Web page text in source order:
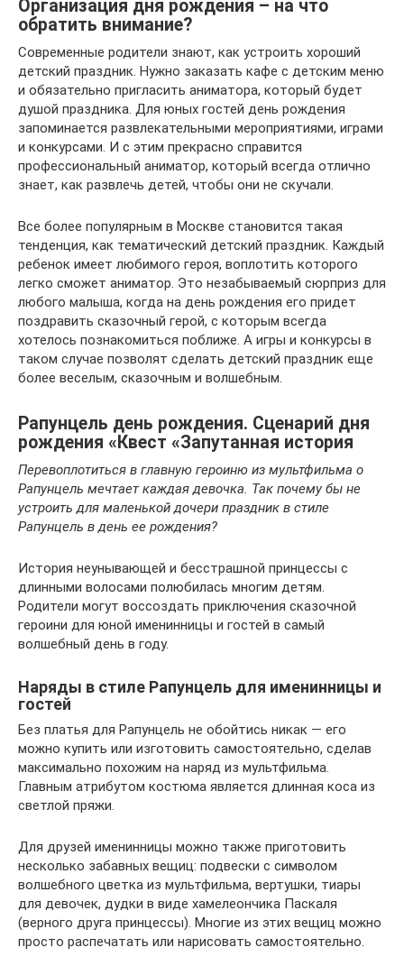
Организация дня рождения – на что
обратить внимание?
Современные родители знают, как устроить хороший
детский праздник. Нужно заказать кафе с детским меню
и обязательно пригласить аниматора, который будет
душой праздника. Для юных гостей день рождения
запоминается развлекательными мероприятиями, играми
и конкурсами. И с этим прекрасно справится
профессиональный аниматор, который всегда отлично
знает, как развлечь детей, чтобы они не скучали.
Все более популярным в Москве становится такая
тенденция, как тематический детский праздник. Каждый
ребенок имеет любимого героя, воплотить которого
легко сможет аниматор. Это незабываемый сюрприз для
любого малыша, когда на день рождения его придет
поздравить сказочный герой, с которым всегда
хотелось познакомиться поближе. А игры и конкурсы в
таком случае позволят сделать детский праздник еще
более веселым, сказочным и волшебным.
Рапунцель день рождения. Сценарий дня
рождения «Квест «Запутанная история
Перевоплотиться в главную героиню из мультфильма о
Рапунцель мечтает каждая девочка. Так почему бы не
устроить для маленькой дочери праздник в стиле
Рапунцель в день ее рождения?
История неунывающей и бесстрашной принцессы с
длинными волосами полюбилась многим детям.
Родители могут воссоздать приключения сказочной
героини для юной именинницы и гостей в самый
волшебный день в году.
Наряды в стиле Рапунцель для именинницы и
гостей
Без платья для Рапунцель не обойтись никак — его
можно купить или изготовить самостоятельно, сделав
максимально похожим на наряд из мультфильма.
Главным атрибутом костюма является длинная коса из
светлой пряжи.
Для друзей именинницы можно также приготовить
несколько забавных вещиц: подвески с символом
волшебного цветка из мультфильма, вертушки, тиары
для девочек, дудки в виде хамелеончика Паскаля
(верного друга принцессы). Многие из этих вещиц можно
просто распечатать или нарисовать самостоятельно.